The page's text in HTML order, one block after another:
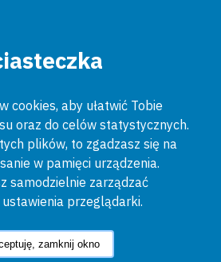
cookies, aby ułatwić Tobie
oraz do celów statystycznych.
plików, to zgadzasz się na
w pamięci urządzenia.
samodzielnie zarządzać
przeglądarki.
zamknij okno